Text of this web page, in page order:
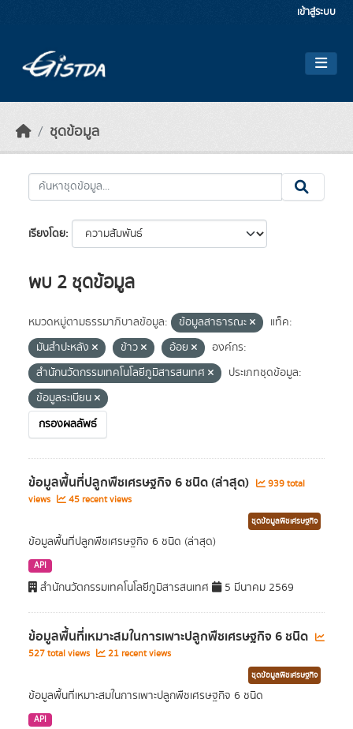
เข้าสู่ระบบ
ชุดข้อมูล
เรียงโดย
พบ 2 ชุดข้อมูล
หมวดหมู่ตามธรรมาภิบาลข้อมูล: ข้อมูลสาธารณะ
แท็ค:
มันสำปะหลัง
ข้าว อ้อย
องค์กร:
สำนักนวัตกรรมเทคโนโลยีภูมิสารสนเทศ
ประเภทชุดข้อมูล:
ข้อมูลระเบียน
กรองผลลัพธ์
ข้อมูลพื้นที่ปลูกพืชเศรษฐกิจ 6 ชนิด (ล่าสุด)
939 total
views
45 recent views
ชุดข้อมูลพืชเศรษฐกิจ
ข้อมูลพื้นที่ปลูกพืชเศรษฐกิจ 6 ชนิด (ล่าสุด)
API
สำนักนวัตกรรมเทคโนโลยีภูมิสารสนเทศ 5 มีนาคม 2569
ข้อมูลพื้นที่เหมาะสมในการเพาะปลูกพืชเศรษฐกิจ 6 ชนิด
527 total views 21 recent views
ชุดข้อมูลพืชเศรษฐกิจ
ข้อมูลพื้นที่เหมาะสมในการเพาะปลูกพืชเศรษฐกิจ 6 ชนิด
API